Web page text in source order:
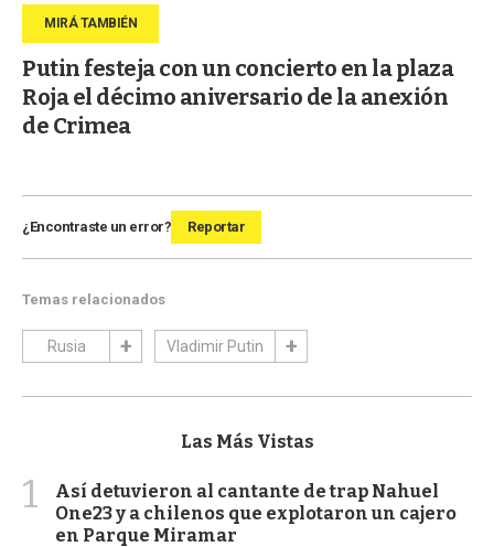
Putin festeja con un concierto en la plaza
Roja el décimo aniversario de la anexión
de Crimea
¿Encontraste un error? Reportar
Temas relacionados
Rusia Vladimir Putin
Las Más Vistas
1
Así detuvieron al cantante de trap Nahuel
One23 y a chilenos que explotaron un cajero
en Parque Miramar